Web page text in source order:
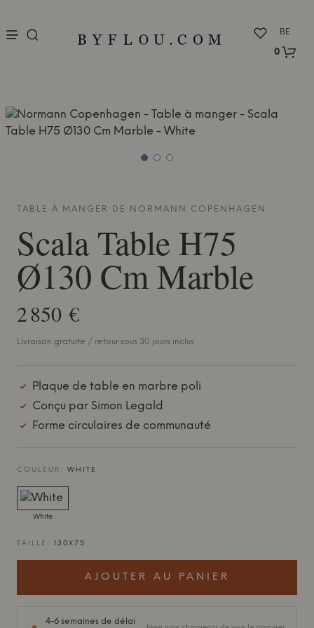
BE
0
TABLE À MANGER DE NORMANN COPENHAGEN
Scala Table H75
Ø130 Cm Marble
2 850 €
Livraison gratuite / retour sous 30 jours inclus
Plaque de table en marbre poli
Conçu par Simon Legald
Forme circulaires de communauté
COULEUR: WHITE
White
TAILLE: 130X75
AJOUTER AU PANIER
4-6 semaines de délai